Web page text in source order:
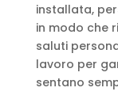
installata,
in modo che
saluti
lavoro per
sentano